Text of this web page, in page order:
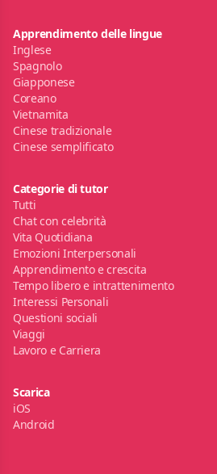
Apprendimento delle lingue
Inglese
Spagnolo
Giapponese
Coreano
Vietnamita
Cinese tradizionale
Cinese semplificato
Categorie di tutor
Tutti
Chat con celebrità
Vita Quotidiana
Emozioni Interpersonali
Apprendimento e crescita
Tempo libero e intrattenimento
Interessi Personali
Questioni sociali
Viaggi
Lavoro e Carriera
Scarica
iOS
Android